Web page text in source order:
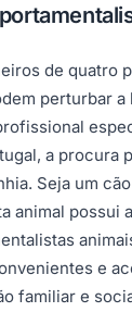
de quatro
perturbar
a
Seja um
animal possui
e
familiar e